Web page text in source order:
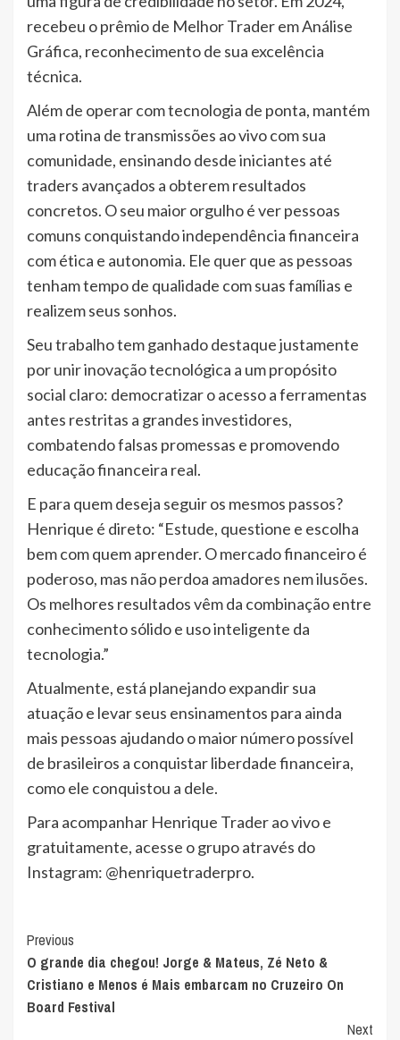
recebeu o prêmio de Melhor Trader em Análise
Gráfica, reconhecimento de sua excelência
técnica.
Além de operar com tecnologia de ponta, mantém
uma rotina de transmissões ao vivo com sua
comunidade, ensinando desde iniciantes até
traders avançados a obterem resultados
concretos. O seu maior orgulho é ver pessoas
comuns conquistando independência financeira
com ética e autonomia. Ele quer que as pessoas
tenham tempo de qualidade com suas famílias e
realizem seus sonhos.
Seu trabalho tem ganhado destaque justamente
por unir inovação tecnológica a um propósito
social claro: democratizar o acesso a ferramentas
antes restritas a grandes investidores,
combatendo falsas promessas e promovendo
educação financeira real.
E para quem deseja seguir os mesmos passos?
Henrique é direto: “Estude, questione e escolha
bem com quem aprender. O mercado financeiro é
poderoso, mas não perdoa amadores nem ilusões.
Os melhores resultados vêm da combinação entre
conhecimento sólido e uso inteligente da
tecnologia.”
Atualmente, está planejando expandir sua
atuação e levar seus ensinamentos para ainda
mais pessoas ajudando o maior número possível
de brasileiros a conquistar liberdade financeira,
como ele conquistou a dele.
Para acompanhar Henrique Trader ao vivo e
gratuitamente, acesse o grupo através do
Instagram: @henriquetraderpro.
Post
Navigation
Previous
O grande dia chegou! Jorge & Mateus, Zé Neto &
Cristiano e Menos é Mais embarcam no Cruzeiro On
Board Festival
Next